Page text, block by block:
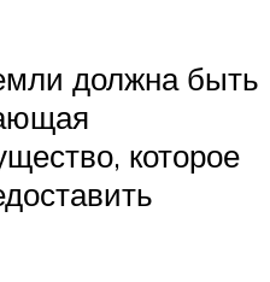
должна быть
которое